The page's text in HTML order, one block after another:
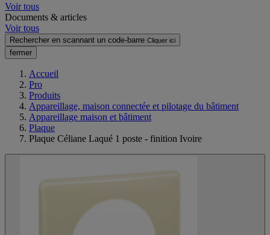
Voir tous
Documents & articles
Voir tous
Rechercher en scannant un code-barre Cliquer ici
fermer
Accueil
Pro
Produits
Appareillage, maison connectée et pilotage du bâtiment
Appareillage maison et bâtiment
Plaque
Plaque Céliane Laqué 1 poste - finition Ivoire